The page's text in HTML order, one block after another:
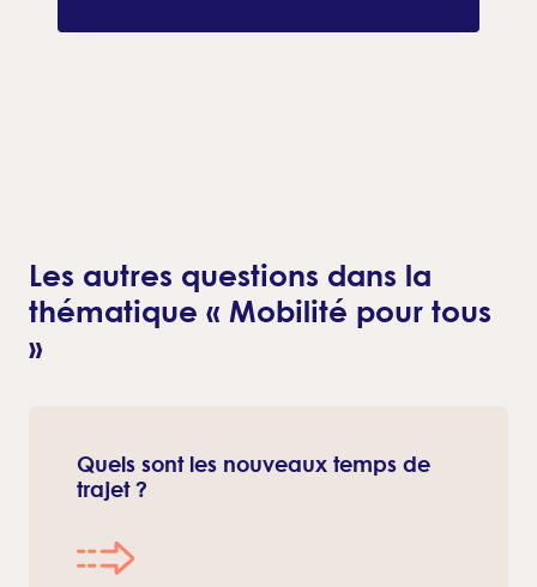
Les autres questions dans la
thématique « Mobilité pour tous
»
Quels sont les nouveaux temps de
trajet ?